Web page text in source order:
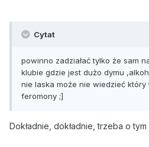
Cytat
powinno zadziałać tylko że sam
klubie gdzie jest dużo dymu
nie laska może nie wiedzieć który
feromony ;]
Dokładnie, dokładnie, trzeba o tym